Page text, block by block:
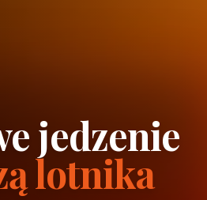
jedzenie
lotnika